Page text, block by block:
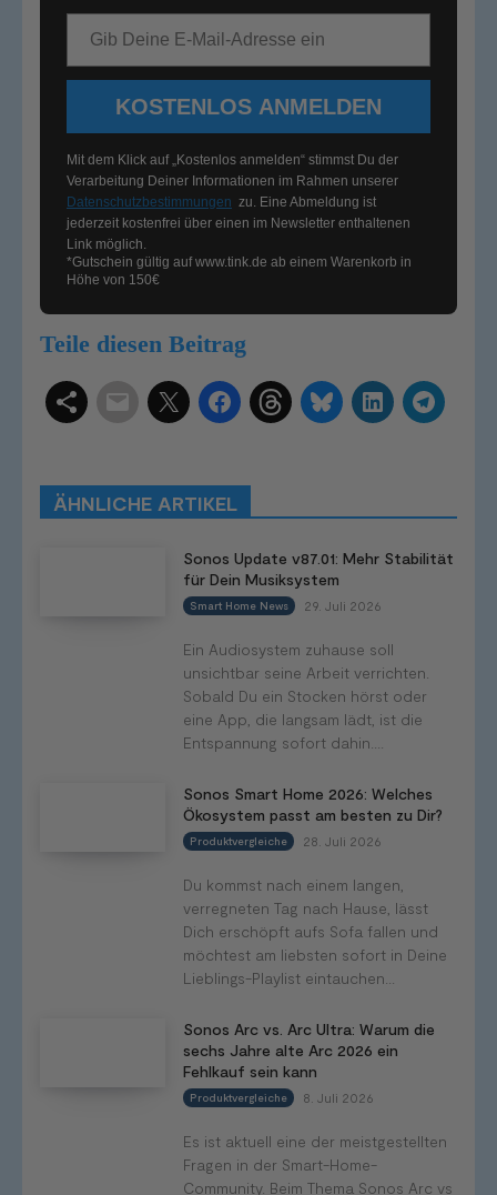
KOSTENLOS ANMELDEN
Mit dem Klick auf „Kostenlos anmelden“ stimmst Du der
Verarbeitung Deiner Informationen im Rahmen unserer
Datenschutzbestimmungen zu. Eine Abmeldung ist
jederzeit kostenfrei über einen im Newsletter enthaltenen
Link möglich.
*Gutschein gültig aufwww.tink.de ab einem Warenkorb in
Höhe von 150€
Teile diesen Beitrag
ÄHNLICHE ARTIKEL
Sonos Update v87.01: Mehr Stabilität
für Dein Musiksystem
Smart Home News 29. Juli 2026
Ein Audiosystem zuhause soll
unsichtbar seine Arbeit verrichten.
Sobald Du ein Stocken hörst oder
eine App, die langsam lädt, ist die
Entspannung sofort dahin....
Sonos Smart Home 2026: Welches
Ökosystem passt am besten zu Dir?
Produktvergleiche 28. Juli 2026
Du kommst nach einem langen,
verregneten Tag nach Hause, lässt
Dich erschöpft aufs Sofa fallen und
möchtest am liebsten sofort in Deine
Lieblings-Playlist eintauchen...
Sonos Arc vs. Arc Ultra: Warum die
sechs Jahre alte Arc 2026 ein
Fehlkauf sein kann
Produktvergleiche 8. Juli 2026
Es ist aktuell eine der meistgestellten
Fragen in der Smart-Home-
Community. Beim Thema Sonos Arc vs